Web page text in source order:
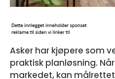
Asker har kjøpere som
praktisk planløsning.
markedet, kan